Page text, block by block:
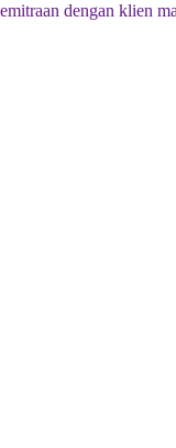
dengan klien